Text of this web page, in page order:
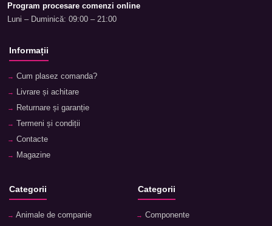
Program procesare comenzi online
Luni – Duminică: 09:00 – 21:00
Informații
Cum plasez comanda?
Livrare și achitare
Returnare și garanție
Termeni și condiții
Contacte
Magazine
Categorii
Animale de companie
Categorii
Componente